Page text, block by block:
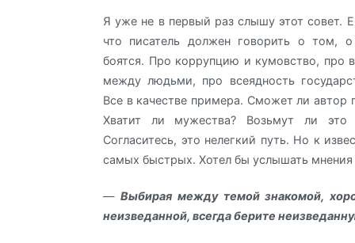
Я уже не в первый раз слышу этот совет.
что писатель должен говорить о том,
боятся. Про коррупцию и кумовство, про
между людьми, про всеядность
Все в качестве примера. Сможет ли автор
Хватит ли мужества? Возьмут ли это
Согласитесь, это нелегкий путь. Но к
самых быстрых. Хотел бы услышать
— Выбирая между темой знакомой,
неизведанной, всегда берите